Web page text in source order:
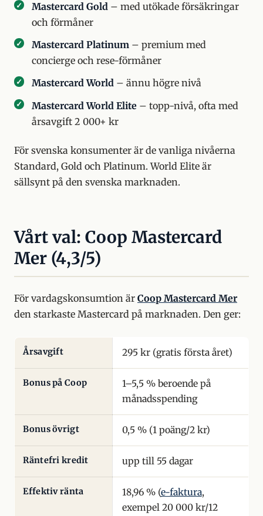
Mastercard Gold – med utökade försäkringar
och förmåner
Mastercard Platinum – premium med
concierge och rese-förmåner
Mastercard World – ännu högre nivå
Mastercard World Elite – topp-nivå, ofta med
årsavgift 2 000+ kr
För svenska konsumenter är de vanliga nivåerna
Standard, Gold och Platinum. World Elite är
sällsynt på den svenska marknaden.
Vårt val: Coop Mastercard
Mer (4,3/5)
För vardagskonsumtion är Coop Mastercard Mer
den starkaste Mastercard på marknaden. Den ger:
Årsavgift 295 kr (gratis första året)
Bonus på Coop
1–5,5 % beroende på
månadsspending
Bonus övrigt 0,5 % (1 poäng/2 kr)
Räntefri kredit upp till 55 dagar
Effektiv ränta 18,96 % (e-faktura,
exempel 20 000 kr/12